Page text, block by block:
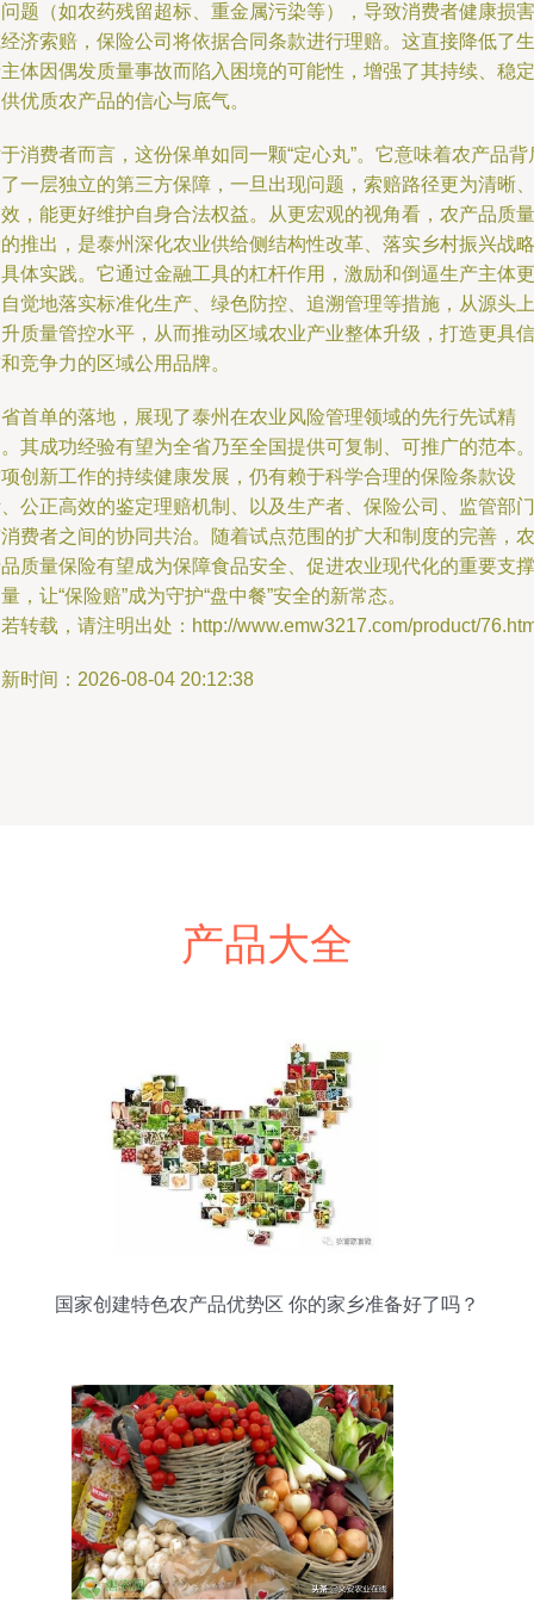
题（如农药残留超标、重金属污染等），导致消费者健康损害
济索赔，保险公司将依据合同条款进行理赔。这直接降低了生
体因偶发质量事故而陷入困境的可能性，增强了其持续、稳定
优质农产品的信心与底气。
消费者而言，这份保单如同一颗“定心丸”。它意味着农产品背
一层独立的第三方保障，一旦出现问题，索赔路径更为清晰、
，能更好维护自身合法权益。从更宏观的视角看，农产品质量
推出，是泰州深化农业供给侧结构性改革、落实乡村振兴战略
体实践。它通过金融工具的杠杆作用，激励和倒逼生产主体更
觉地落实标准化生产、绿色防控、追溯管理等措施，从源头上
质量管控水平，从而推动区域农业产业整体升级，打造更具信
竞争力的区域公用品牌。
首单的落地，展现了泰州在农业风险管理领域的先行先试精
其成功经验有望为全省乃至全国提供可复制、可推广的范本。
创新工作的持续健康发展，仍有赖于科学合理的保险条款设
公正高效的鉴定理赔机制、以及生产者、保险公司、监管部门
费者之间的协同共治。随着试点范围的扩大和制度的完善，农
质量保险有望成为保障食品安全、促进农业现代化的重要支撑
，让“保险赔”成为守护“盘中餐”安全的新常态。
转载，请注明出处：http://www.emw3217.com/product/
时间：2026-08-04 20:12:38
产品大全
国家创建特色农产品优势区 你的家乡准备好了吗？